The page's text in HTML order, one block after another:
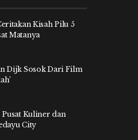
Kisah Pilu 5
Matanya
Dijk Sosok Dari Film
Pusat Kuliner dan
City